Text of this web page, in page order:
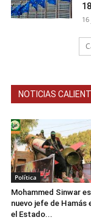
NOTICIAS
Política
Mohammed Sinwar es
nuevo jefe de Hamás
el Estado...